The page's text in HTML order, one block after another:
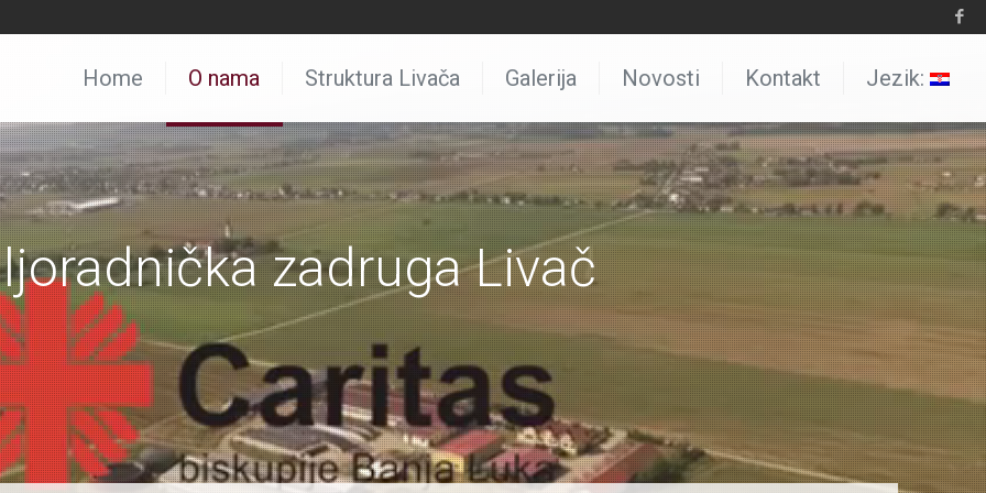
Home O nama Struktura Livača Galerija Novosti Kontakt Jezik:
zadruga Livač